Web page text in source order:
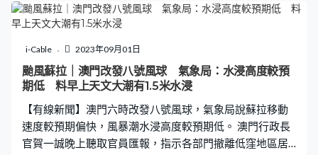
班重編計劃，確保整個機場恢復運作有秩序。旅客會慢慢
機場，避免大量旅客突然湧入。」 國泰航空目標星期六中
午逐步恢復離港及抵港航班。香港快運預計星期六
發言人梁榮武：「眼壁上升氣流很強，產生很大風力。颱
風很複雜的上下運動，與海洋的互動等，有時會在原本的
眼壁內再發展一個大的眼壁。原本新的眼壁不是很強，慢
慢愈來愈強、愈來愈收窄，吃了舊的眼壁，學名為眼壁置
換。」 七月的超強颱風杜蘇芮亦曾出現雙眼壁結構，專家
保宏：「視乎颱風接近本港時，眼壁更替周期是否完成。
如果未完成，有外眼壁、內眼壁結構同時影響本港，眼壁
始終是風力最強、雨勢最大的地方，帶來的影響是最
i-Cable 2023年09月01日
颱風蘇拉｜澳門改發八號風球 氣象局：水浸高度較預
期低 料早上天文大潮有1.5米水浸
【有線新聞】澳門六時改發八號風球，氣象局說蘇拉移動
速度較預期偏快，風暴潮水浸高度較預期低。 澳門行政長
官賀一誠晚上聽取官員匯報，指示各部門撤離低窪地區居